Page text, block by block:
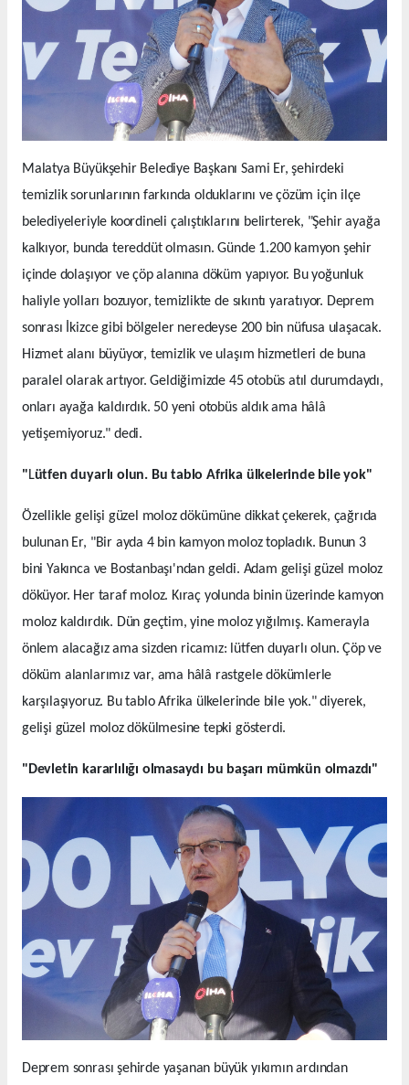
Malatya Büyükşehir Belediye Başkanı Sami Er, şehirdeki
temizlik sorunlarının farkında olduklarını ve çözüm için ilçe
belediyeleriyle koordineli çalıştıklarını belirterek, "Şehir ayağa
kalkıyor, bunda tereddüt olmasın. Günde 1.200 kamyon şehir
içinde dolaşıyor ve çöp alanına döküm yapıyor. Bu yoğunluk
haliyle yolları bozuyor, temizlikte de sıkıntı yaratıyor. Deprem
sonrası İkizce gibi bölgeler neredeyse 200 bin nüfusa ulaşacak.
Hizmet alanı büyüyor, temizlik ve ulaşım hizmetleri de buna
paralel olarak artıyor. Geldiğimizde 45 otobüs atıl durumdaydı,
onları ayağa kaldırdık. 50 yeni otobüs aldık ama hâlâ
yetişemiyoruz." dedi.
"Lütfen duyarlı olun. Bu tablo Afrika ülkelerinde bile yok"
Özellikle gelişi güzel moloz dökümüne dikkat çekerek, çağrıda
bulunan Er, "Bir ayda 4 bin kamyon moloz topladık. Bunun 3
bini Yakınca ve Bostanbaşı'ndan geldi. Adam gelişi güzel moloz
döküyor. Her taraf moloz. Kıraç yolunda binin üzerinde kamyon
moloz kaldırdık. Dün geçtim, yine moloz yığılmış. Kamerayla
önlem alacağız ama sizden ricamız: lütfen duyarlı olun. Çöp ve
döküm alanlarımız var, ama hâlâ rastgele dökümlerle
karşılaşıyoruz. Bu tablo Afrika ülkelerinde bile yok." diyerek,
gelişi güzel moloz dökülmesine tepki gösterdi.
"Devletin kararlılığı olmasaydı bu başarı mümkün olmazdı"
Deprem sonrası şehirde yaşanan büyük yıkımın ardından